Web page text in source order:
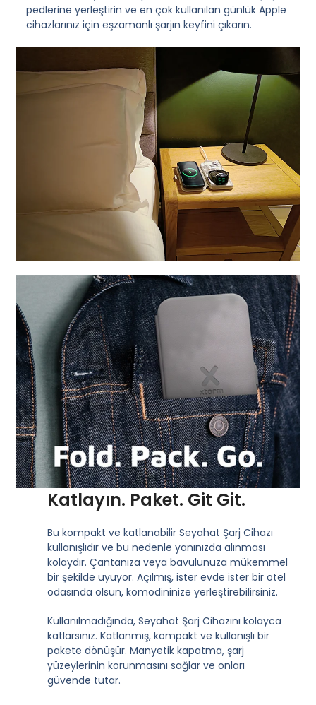
pedlerine yerleştirin ve en çok kullanılan günlük Apple
cihazlarınız için eşzamanlı şarjın keyfini çıkarın.
Katlayın. Paket. Git Git.
Bu kompakt ve katlanabilir Seyahat Şarj Cihazı
kullanışlıdır ve bu nedenle yanınızda alınması
kolaydır. Çantanıza veya bavulunuza mükemmel
bir şekilde uyuyor. Açılmış, ister evde ister bir otel
odasında olsun, komodininize yerleştirebilirsiniz.
Kullanılmadığında, Seyahat Şarj Cihazını kolayca
katlarsınız. Katlanmış, kompakt ve kullanışlı bir
pakete dönüşür. Manyetik kapatma, şarj
yüzeylerinin korunmasını sağlar ve onları
güvende tutar.